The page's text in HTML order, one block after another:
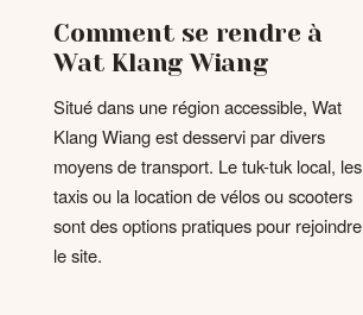
Comment se rendre à
Wat Klang Wiang
Situé dans une région accessible, Wat
Klang Wiang est desservi par divers
moyens de transport. Le tuk-tuk local, les
taxis ou la location de vélos ou scooters
sont des options pratiques pour rejoindre
le site.